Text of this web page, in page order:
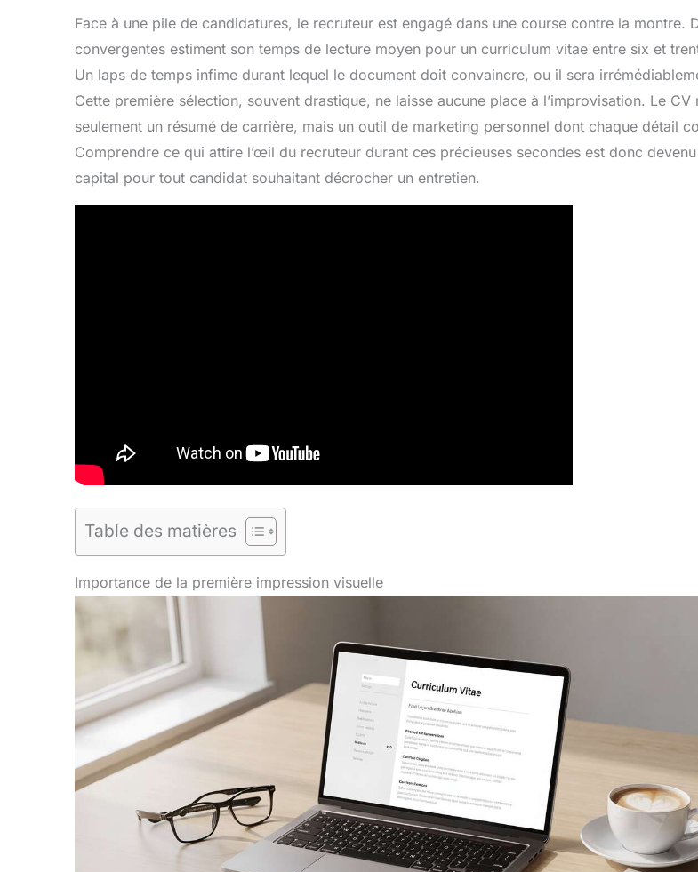
Face à une pile de candidatures, le recruteur est engagé dans une course contre la montre.
convergentes estiment son temps de lecture moyen pour un curriculum vitae entre six et
Un laps de temps infime durant lequel le document doit convaincre, ou il sera
Cette première sélection, souvent drastique, ne laisse aucune place à l’improvisation. Le CV
seulement un résumé de carrière, mais un outil de marketing personnel dont chaque détail
Comprendre ce qui attire l’œil du recruteur durant ces précieuses secondes est donc
capital pour tout candidat souhaitant décrocher un entretien.
Table des matières
Importance de la première impression visuelle